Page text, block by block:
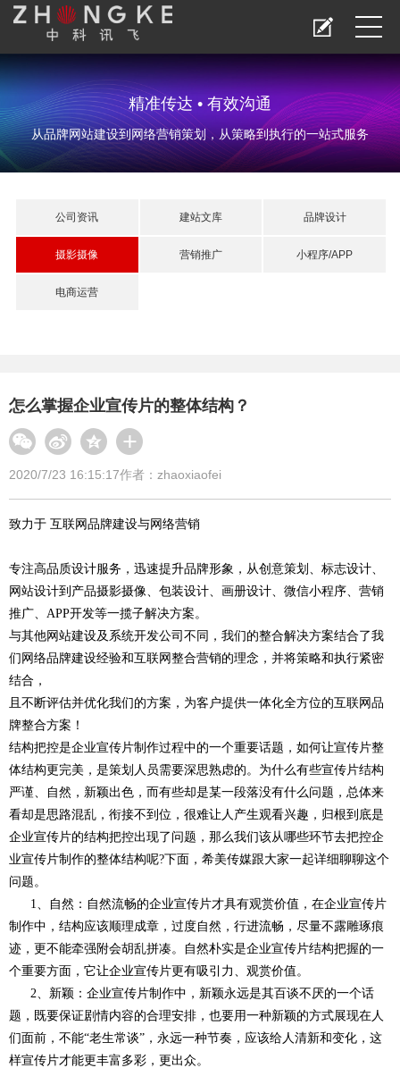
精准传达 • 有效沟通
从品牌网站建设到网络营销策划，从策略到执行的一站式服务
公司资讯 建站文库 品牌设计
摄影摄像 营销推广 小程序/APP
电商运营
怎么掌握企业宣传片的整体结构？
作者：zhaoxiaofei
2020/7/23 16:15:17
致力于 互联网品牌建设与网络营销
专注高品质设计服务，迅速提升品牌形象，从创意策划、标志设计、
网站设计到产品摄影摄像、包装设计、画册设计、微信小程序、营销
推广、APP开发等一揽子解决方案。
与其他网站建设及系统开发公司不同，我们的整合解决方案结合了我
们网络品牌建设经验和互联网整合营销的理念，并将策略和执行紧密
结合，
且不断评估并优化我们的方案，为客户提供一体化全方位的互联网品
牌整合方案！
结构把控是企业宣传片制作过程中的一个重要话题，如何让宣传片整
体结构更完美，是策划人员需要深思熟虑的。为什么有些宣传片结构
严谨、自然，新颖出色，而有些却是某一段落没有什么问题，总体来
看却是思路混乱，衔接不到位，很难让人产生观看兴趣，归根到底是
企业宣传片的结构把控出现了问题，那么我们该从哪些环节去把控企
业宣传片制作的整体结构呢?下面，希美传媒跟大家一起详细聊聊这个
问题。
1、自然：自然流畅的企业宣传片才具有观赏价值，在企业宣传片
制作中，结构应该顺理成章，过度自然，行进流畅，尽量不露雕琢痕
迹，更不能牵强附会胡乱拼凑。自然朴实是企业宣传片结构把握的一
个重要方面，它让企业宣传片更有吸引力、观赏价值。
2、新颖：企业宣传片制作中，新颖永远是其百谈不厌的一个话
题，既要保证剧情内容的合理安排，也要用一种新颖的方式展现在人
们面前，不能“老生常谈”，永远一种节奏，应该给人清新和变化，这
样宣传片才能更丰富多彩，更出众。